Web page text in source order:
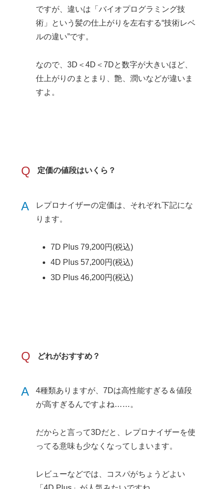
ですが、違いは「バイオプログラミング技
術」という髪の仕上がりを左右する“技術レベ
ルの違い”です。
なので、3D＜4D＜7Dと数字が大きいほど、
仕上がりのまとまり、艶、潤いなどが違いま
すよ。
Q 定価の値段はいくら？
A
レプロナイザーの定価は、それぞれ下記にな
ります。
7D Plus 79,200円(税込)
4D Plus 57,200円(税込)
3D Plus 46,200円(税込)
Q どれがおすすめ？
A
4種類ありますが、7Dは高性能すぎる＆値段
が高すぎるんですよね……。
だからと言って3Dだと、レプロナイザーを使
ってる意味も少なくなってしまいます。
レビューなどでは、コスパがちょうどよい